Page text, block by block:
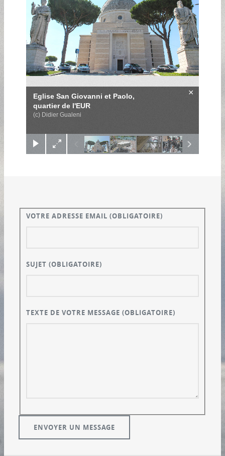
Eglise San Giovanni et Paolo,
quartier de l'EUR
(c) Didier Gualeni
×
VOTRE ADRESSE EMAIL(OBLIGATOIRE)
SUJET(OBLIGATOIRE)
TEXTE DE VOTRE MESSAGE(OBLIGATOIRE)